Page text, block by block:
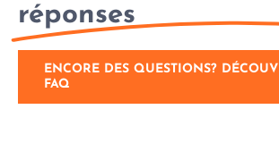
réponses
ENCORE DES QUESTIONS?
FAQ